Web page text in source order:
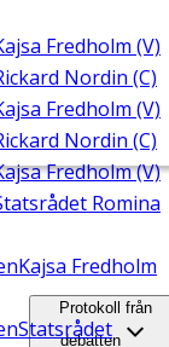
Fredholm (V)
Nordin (C)
Fredholm (V)
Nordin (C)
Fredholm (V)
Romina
Kajsa Fredholm
Statsrådet
Protokoll från
debatten